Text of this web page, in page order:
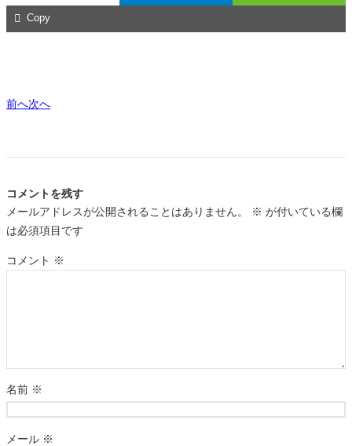
Copy
前へ次へ
コメントを残す
メールアドレスが公開されることはありません。
※ が付いている欄
は必須項目です
コメント ※
名前 ※
メール ※